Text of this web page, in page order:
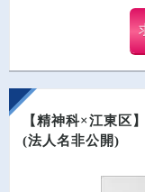
【精神科×江東区
(法人名非公開)